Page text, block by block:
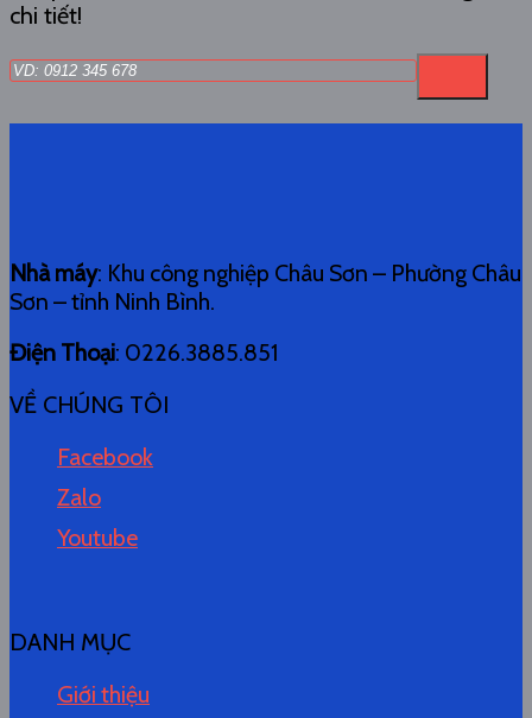
chi tiết!
Nhà máy: Khu công nghiệp Châu Sơn – Phường Châu
Sơn – tỉnh Ninh Bình.
Điện Thoại: 0226.3885.851
VỀ CHÚNG TÔI
Facebook
Zalo
Youtube
DANH MỤC
Giới thiệu